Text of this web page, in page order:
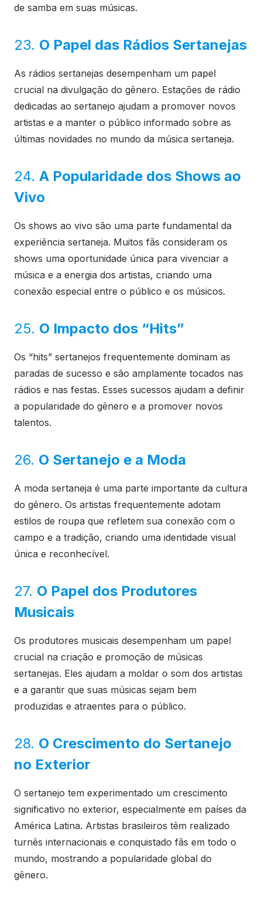
de samba em suas músicas.
23. O Papel das Rádios Sertanejas
As rádios sertanejas desempenham um papel
crucial na divulgação do gênero. Estações de rádio
dedicadas ao sertanejo ajudam a promover novos
artistas e a manter o público informado sobre as
últimas novidades no mundo da música sertaneja.
24. A Popularidade dos Shows ao
Vivo
Os shows ao vivo são uma parte fundamental da
experiência sertaneja. Muitos fãs consideram os
shows uma oportunidade única para vivenciar a
música e a energia dos artistas, criando uma
conexão especial entre o público e os músicos.
25. O Impacto dos “Hits”
Os “hits” sertanejos frequentemente dominam as
paradas de sucesso e são amplamente tocados nas
rádios e nas festas. Esses sucessos ajudam a definir
a popularidade do gênero e a promover novos
talentos.
26. O Sertanejo e a Moda
A moda sertaneja é uma parte importante da cultura
do gênero. Os artistas frequentemente adotam
estilos de roupa que refletem sua conexão com o
campo e a tradição, criando uma identidade visual
única e reconhecível.
27. O Papel dos Produtores
Musicais
Os produtores musicais desempenham um papel
crucial na criação e promoção de músicas
sertanejas. Eles ajudam a moldar o som dos artistas
e a garantir que suas músicas sejam bem
produzidas e atraentes para o público.
28. O Crescimento do Sertanejo
no Exterior
O sertanejo tem experimentado um crescimento
significativo no exterior, especialmente em países da
América Latina. Artistas brasileiros têm realizado
turnês internacionais e conquistado fãs em todo o
mundo, mostrando a popularidade global do
gênero.